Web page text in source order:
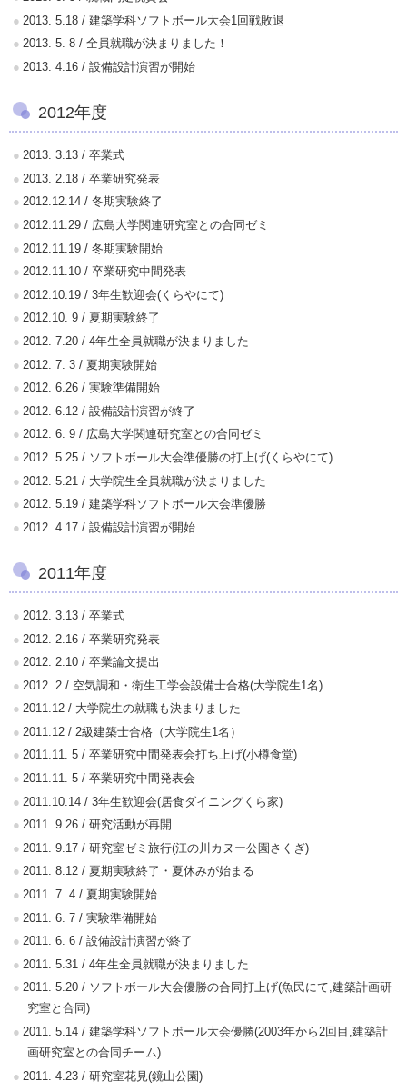
2013. 5.18 / 建築学科ソフトボール大会1回戦敗退
2013. 5. 8 / 全員就職が決まりました！
2013. 4.16 / 設備設計演習が開始
2012年度
2013. 3.13 / 卒業式
2013. 2.18 / 卒業研究発表
2012.12.14 / 冬期実験終了
2012.11.29 / 広島大学関連研究室との合同ゼミ
2012.11.19 / 冬期実験開始
2012.11.10 / 卒業研究中間発表
2012.10.19 / 3年生歓迎会(くらやにて)
2012.10. 9 / 夏期実験終了
2012. 7.20 / 4年生全員就職が決まりました
2012. 7. 3 / 夏期実験開始
2012. 6.26 / 実験準備開始
2012. 6.12 / 設備設計演習が終了
2012. 6. 9 / 広島大学関連研究室との合同ゼミ
2012. 5.25 / ソフトボール大会準優勝の打上げ(くらやにて)
2012. 5.21 / 大学院生全員就職が決まりました
2012. 5.19 / 建築学科ソフトボール大会準優勝
2012. 4.17 / 設備設計演習が開始
2011年度
2012. 3.13 / 卒業式
2012. 2.16 / 卒業研究発表
2012. 2.10 / 卒業論文提出
2012. 2 / 空気調和・衛生工学会設備士合格(大学院生1名)
2011.12 / 大学院生の就職も決まりました
2011.12 / 2級建築士合格（大学院生1名）
2011.11. 5 / 卒業研究中間発表会打ち上げ(小樽食堂)
2011.11. 5 / 卒業研究中間発表会
2011.10.14 / 3年生歓迎会(居食ダイニングくら家)
2011. 9.26 / 研究活動が再開
2011. 9.17 / 研究室ゼミ旅行(江の川カヌー公園さくぎ)
2011. 8.12 / 夏期実験終了・夏休みが始まる
2011. 7. 4 / 夏期実験開始
2011. 6. 7 / 実験準備開始
2011. 6. 6 / 設備設計演習が終了
2011. 5.31 / 4年生全員就職が決まりました
2011. 5.20 / ソフトボール大会優勝の合同打上げ(魚民にて,建築計画研
究室と合同)
2011. 5.14 / 建築学科ソフトボール大会優勝(2003年から2回目,建築計
画研究室との合同チーム)
2011. 4.23 / 研究室花見(鏡山公園)